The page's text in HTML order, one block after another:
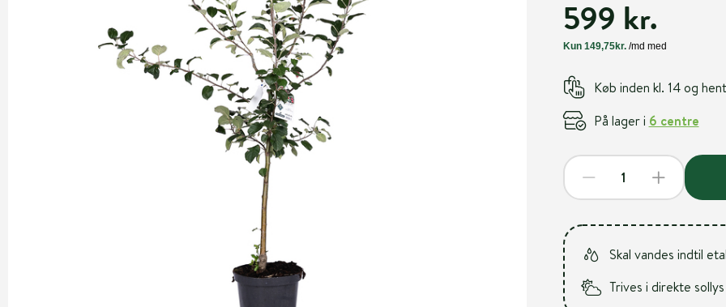
599 kr.
Køb inden kl. 14 og
På lager i 6 centre
Skal vandes indtil
Trives i direkte